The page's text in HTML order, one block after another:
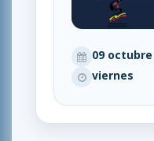
09 octubre
viernes